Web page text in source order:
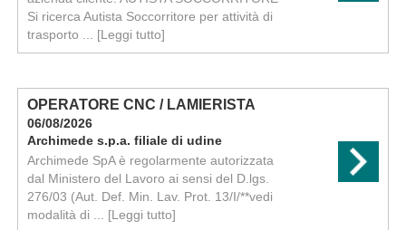
Si ricerca Autista Soccorritore per attività di
trasporto ... [Leggi tutto]
OPERATORE CNC / LAMIERISTA
06/08/2026
Archimede s.p.a. filiale di udine
Archimede SpA è regolarmente autorizzata
dal Ministero del Lavoro ai sensi del D.lgs.
276/03 (Aut. Def. Min. Lav. Prot. 13/I/**vedi
modalità di ... [Leggi tutto]